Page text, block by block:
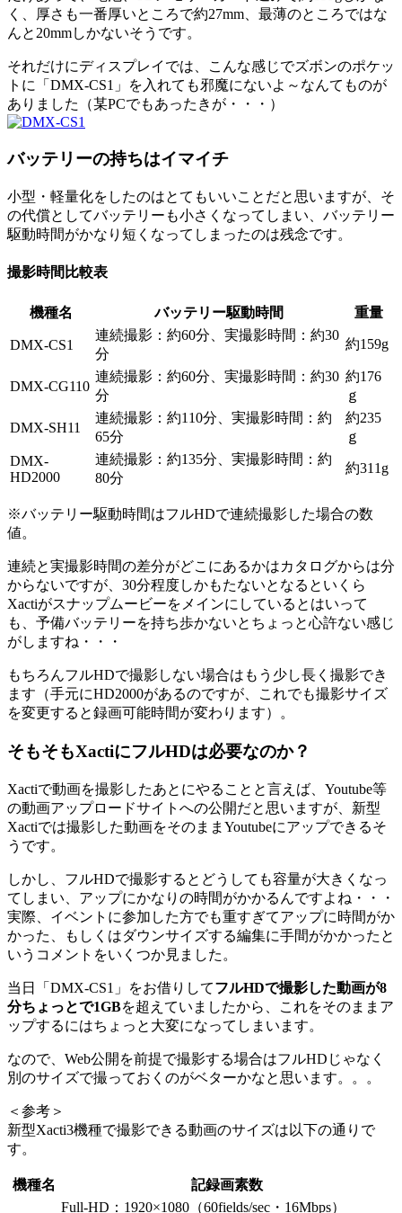
く、厚さも一番厚いところで約27mm、最薄のところではな
んと20mmしかないそうです。
それだけにディスプレイでは、こんな感じでズボンのポケッ
トに「DMX-CS1」を入れても邪魔にないよ～なんてものが
ありました（某PCでもあったきが・・・）
バッテリーの持ちはイマイチ
小型・軽量化をしたのはとてもいいことだと思いますが、そ
の代償としてバッテリーも小さくなってしまい、バッテリー
駆動時間がかなり短くなってしまったのは残念です。
撮影時間比較表
機種名 バッテリー駆動時間 重量
DMX-CS1
連続撮影：約60分、実撮影時間：約30
分
約159g
DMX-CG110
連続撮影：約60分、実撮影時間：約30
分
約176
ｇ
DMX-SH11
連続撮影：約110分、実撮影時間：約
65分
約235
ｇ
DMX-
HD2000
連続撮影：約135分、実撮影時間：約
80分
約311g
※バッテリー駆動時間はフルHDで連続撮影した場合の数
値。
連続と実撮影時間の差分がどこにあるかはカタログからは分
からないですが、30分程度しかもたないとなるといくら
Xactiがスナップムービーをメインにしているとはいって
も、予備バッテリーを持ち歩かないとちょっと心許ない感じ
がしますね・・・
もちろんフルHDで撮影しない場合はもう少し長く撮影でき
ます（手元にHD2000があるのですが、これでも撮影サイズ
を変更すると録画可能時間が変わります）。
そもそもXactiにフルHDは必要なのか？
Xactiで動画を撮影したあとにやることと言えば、Youtube等
の動画アップロードサイトへの公開だと思いますが、新型
Xactiでは撮影した動画をそのままYoutubeにアップできるそ
うです。
しかし、フルHDで撮影するとどうしても容量が大きくなっ
てしまい、アップにかなりの時間がかかるんですよね・・・
実際、イベントに参加した方でも重すぎてアップに時間がか
かった、もしくはダウンサイズする編集に手間がかかったと
いうコメントをいくつか見ました。
当日「DMX-CS1」をお借りしてフルHDで撮影した動画が8
分ちょっとで1GBを超えていましたから、これをそのままア
ップするにはちょっと大変になってしまいます。
なので、Web公開を前提で撮影する場合はフルHDじゃなく
別のサイズで撮っておくのがベターかなと思います。。。
＜参考＞
新型Xacti3機種で撮影できる動画のサイズは以下の通りで
す。
機種名
記録画素数
Full-HD：1920×1080（60fields/sec・16Mbps）